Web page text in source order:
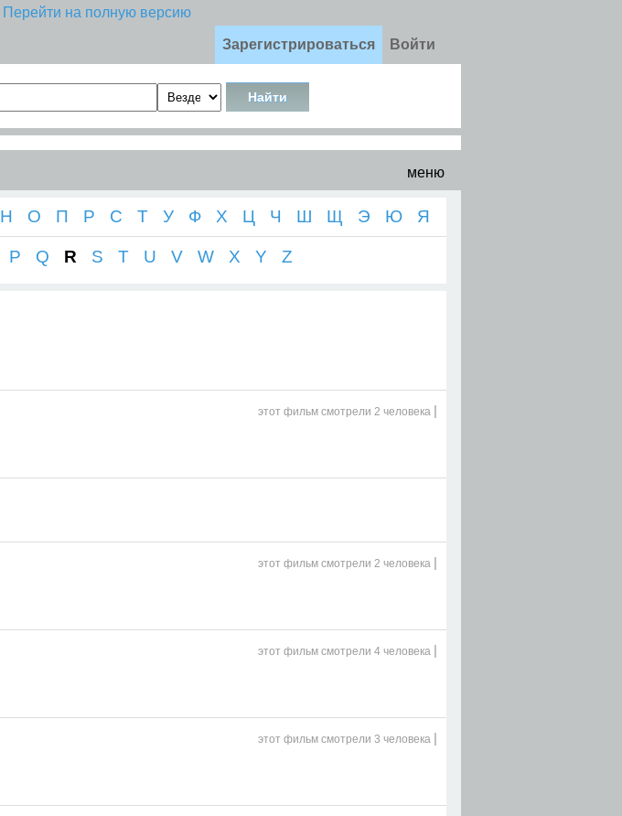
Перейти на полную версию
Войти
Зарегистрироваться
меню
Н О П Р С Т У Ф Х Ц Ч Ш Щ Э Ю Я
P Q R S T U V W X Y Z
этот фильм смотрели 2 человека |
этот фильм смотрели 2 человека |
этот фильм смотрели 4 человека |
этот фильм смотрели 3 человека |